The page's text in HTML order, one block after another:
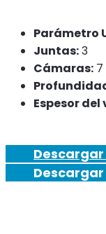
Parámetro
Juntas:3
Cámaras: 7
Espesor del